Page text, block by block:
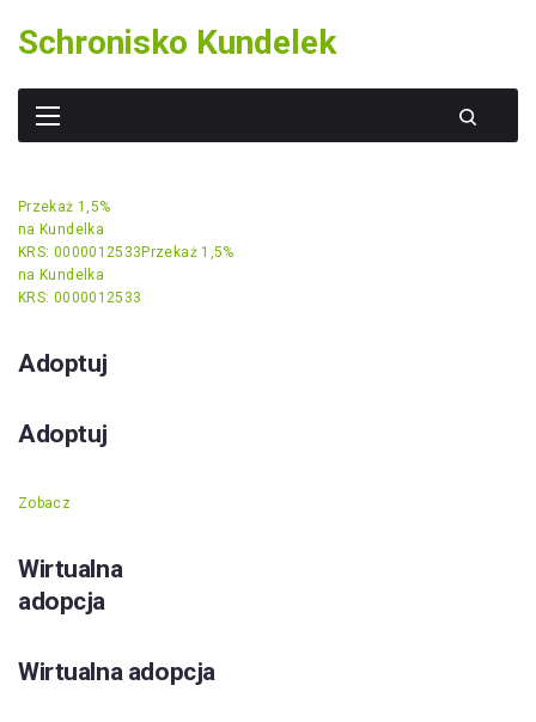
content
Schronisko Kundelek
Przekaż 1,5%
na Kundelka
KRS: 0000012533 Przekaż 1,5%
na Kundelka
KRS: 0000012533
Adoptuj
Adoptuj
Zobacz
Wirtualna
adopcja
Wirtualna adopcja